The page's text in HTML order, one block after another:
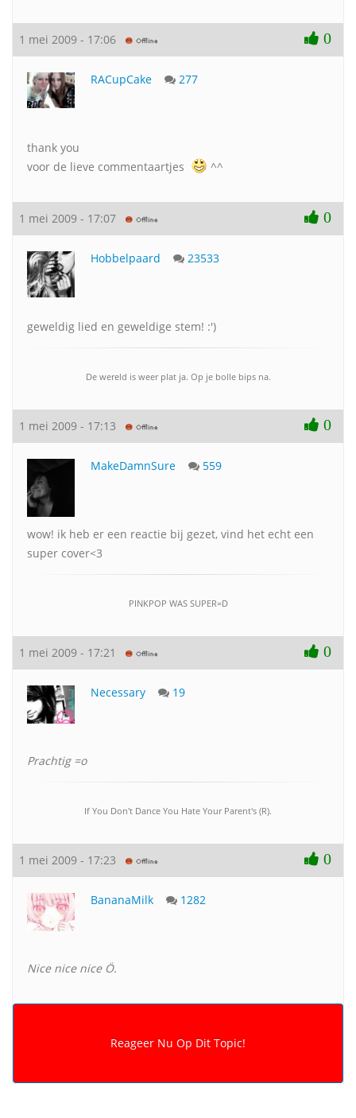
1 mei 2009 - 17:06 0
RACupCake 277
thank you
voor de lieve commentaartjes
^^
1 mei 2009 - 17:07 0
Hobbelpaard 23533
geweldig lied en geweldige stem! :')
De wereld is weer plat ja. Op je bolle bips na.
1 mei 2009 - 17:13 0
MakeDamnSure 559
wow! ik heb er een reactie bij gezet, vind het echt een
super cover<3
PINKPOP WAS SUPER=D
1 mei 2009 - 17:21 0
Necessary 19
Prachtig =o
If You Don't Dance You Hate Your Parent's (R).
1 mei 2009 - 17:23 0
BananaMilk 1282
Nice nice nice Ö.